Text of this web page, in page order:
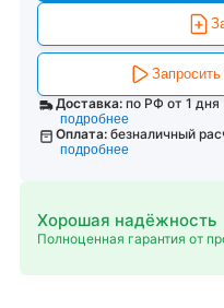
Доставка: по РФ от 1
подробнее
Оплата: безналичный
подробнее
Хорошая надёжность
Полноценная гарантия от